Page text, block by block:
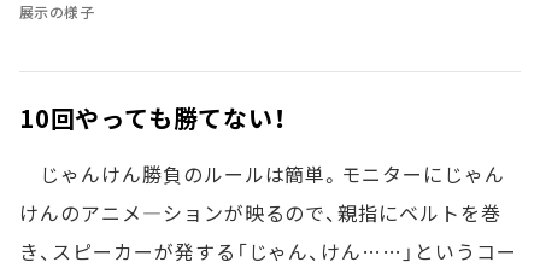
展示の様子
10回やっても勝てない！
じゃんけん勝負のルールは簡単。モニターにじゃん
けんのアニメ―ションが映るので、親指にベルトを巻
き、スピーカーが発する「じゃん、けん……」というコー